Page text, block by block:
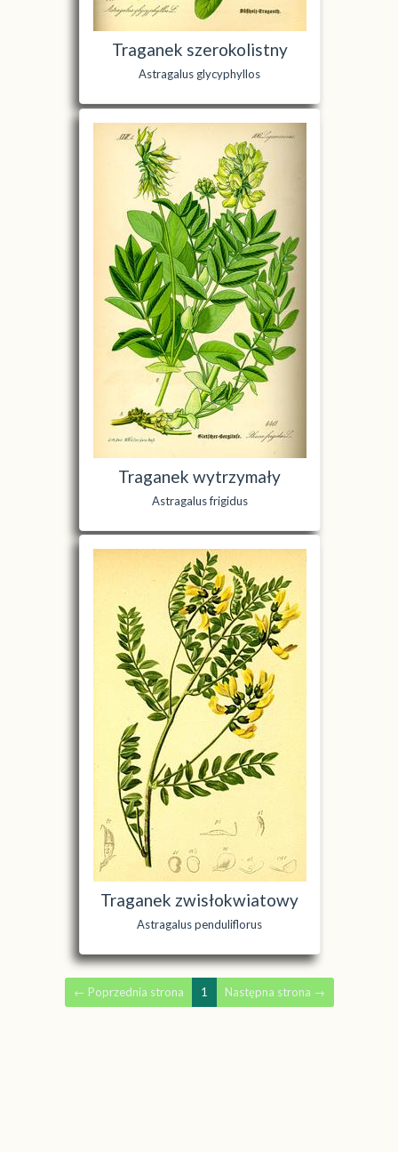
Traganek szerokolistny
Astragalus glycyphyllos
Traganek wytrzymały
Astragalus frigidus
Traganek zwisłokwiatowy
Astragalus penduliflorus
← Poprzednia strona 1 Następna strona →